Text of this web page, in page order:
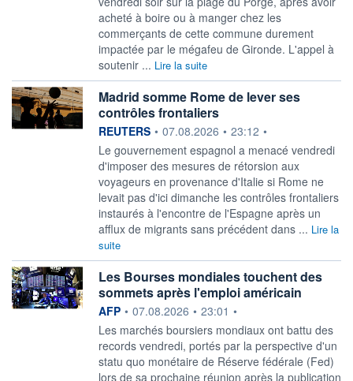
acheté à boire ou à manger chez les
commerçants de cette commune durement
impactée par le mégafeu de Gironde. L'appel à
soutenir ... Lire la suite
Madrid somme Rome de lever ses
contrôles frontaliers
information fournie par
REUTERS • 07.08.2026 • 23:12 •
Le gouvernement espagnol a menacé vendredi
‌d'imposer des mesures de rétorsion aux
voyageurs en provenance d'Italie si Rome ne
levait ​pas d'ici dimanche les contrôles frontaliers
instaurés à l'encontre de l'Espagne après un
afflux de migrants sans précédent dans ... Lire la
suite
Les Bourses mondiales touchent des
sommets après l'emploi américain
information fournie par
AFP • 07.08.2026 • 23:01 •
Les marchés boursiers mondiaux ont battu des
records vendredi, portés par la perspective d'un
statu quo monétaire de Réserve fédérale (Fed)
lors de sa prochaine réunion après la publication